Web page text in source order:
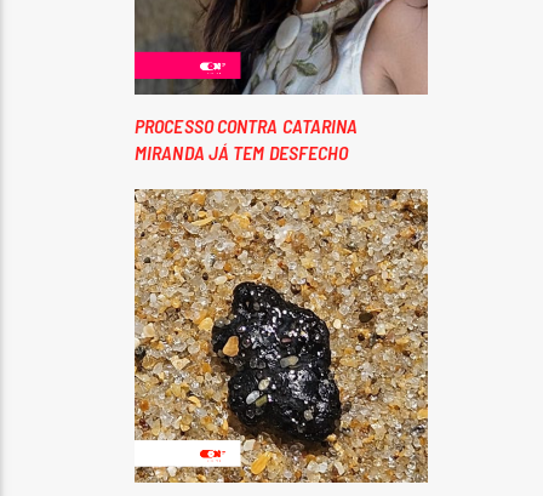
PROCESSO CONTRA CATARINA
MIRANDA JÁ TEM DESFECHO